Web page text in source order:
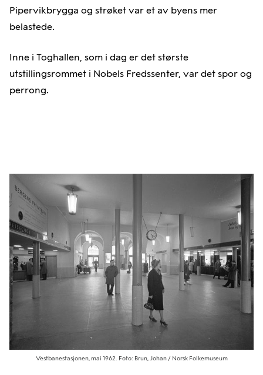
Pipervikbrygga og strøket var et av byens mer
belastede.
Inne i Toghallen, som i dag er det største
utstillingsrommet i Nobels Fredssenter, var det spor og
perrong.
Vestbanestasjonen, mai 1962. Foto: Brun, Johan / Norsk Folkemuseum